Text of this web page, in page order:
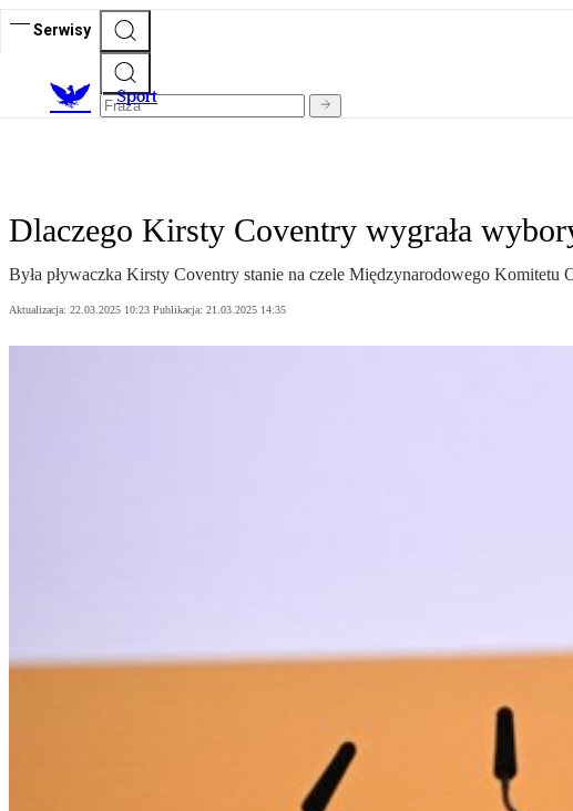
Serwisy
Sport
Dlaczego Kirsty Coventry wygrała
Była pływaczka Kirsty Coventry stanie na czele Międzynarodowego
Aktualizacja: 22.03.2025 10:23 Publikacja: 21.03.2025 14:35